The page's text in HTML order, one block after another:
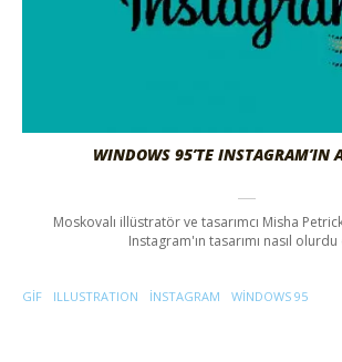
WINDOWS 95’TE INSTAGRAM’IN
Moskovalı illüstratör ve tasarımcı Misha
Instagram'ın tasarımı nasıl olurdu
GIF ILLUSTRATION INSTAGRAM WINDOWS 95